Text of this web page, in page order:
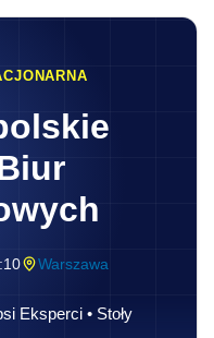
Warszawa
Eksperci • Stoły